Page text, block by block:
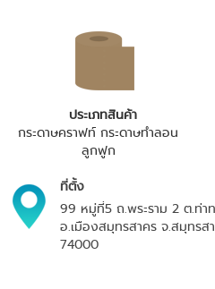
ประเภทสินค้า
กระดาษคราฟท์ กระดาษทำลอน
ลูกฟูก
ที่ตั้ง
99 หมู่ที่5 ถ.พระราม 2 ต.ท่า
อ.เมืองสมุทรสาคร จ.สมุทรส
74000